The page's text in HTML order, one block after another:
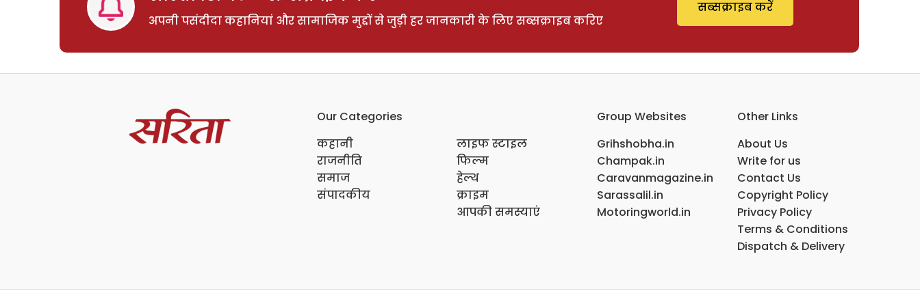
अपनी पसंदीदा कहानियां और सामाजिक मुद्दों से जुड़ी हर जानकारी के लिए सब्सक्राइब करिए
सब्सक्राइब करें
Our Categories
कहानी
राजनीति
समाज
संपादकीय
लाइफ स्टाइल
फिल्म
हेल्थ
क्राइम
आपकी समस्याएं
Group Websites
Grihshobha.in
Champak.in
Caravanmagazine.in
Sarassalil.in
Motoringworld.in
Other Links
About Us
Write for us
Contact Us
Copyright Policy
Privacy Policy
Terms & Conditions
Dispatch & Delivery